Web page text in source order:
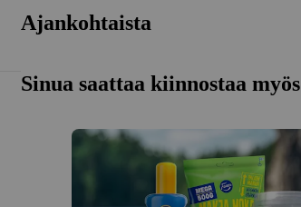
Ajankohtaista
Sinua saattaa kiinnostaa myös